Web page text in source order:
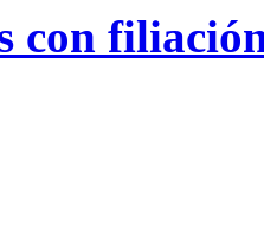
con